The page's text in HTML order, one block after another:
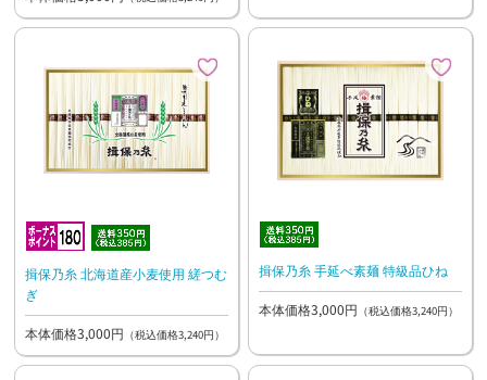
揖保乃糸 北海道産小麦使用 縒つむ
ぎ
本体価格3,000円 （税込価格3,240円）
揖保乃糸 手延べ素麺 特級品ひね
本体価格3,000円 （税込価格3,240円）